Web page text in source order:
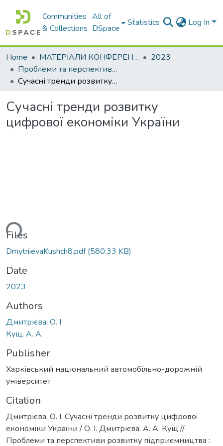
Communities
& Collections
All of
DSpace
Statistics Log In
Home МАТЕРІАЛИ КОНФЕРЕНЦІЙ
2023
Проблеми та перспективи розвитку підприємництва
Сучасні тренди розвитку цифрової економіки України
Сучасні тренди розвитку
цифрової економіки України
Files
DmytriievaKushch8.pdf(580.33 KB)
Date
2023
Authors
Дмитрієва, О. І.
Кущ, А. А.
Publisher
Харківський національний автомобільно-дорожній
університет
Citation
Дмитрієва, О. І. Сучасні тренди розвитку цифрової
економіки України / О. І. Дмитрієва, А. А. Кущ //
Проблеми та перспективи розвитку підприємництва :